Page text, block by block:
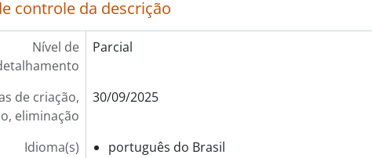
controle da descrição
Nível de
Parcial
de criação,
eliminação
30/09/2025
Idioma(s) português do Brasil